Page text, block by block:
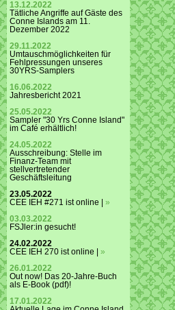
13.12.2022
Tätliche Angriffe auf Gäste des
Conne Islands am 11.
Dezember 2022
29.11.2022
Umtauschmöglichkeiten für
Fehlpressungen unseres
30YRS-Samplers
16.06.2022
Jahresbericht 2021
25.05.2022
Sampler "30 Yrs Conne Island"
im Café erhältlich!
24.05.2022
Ausschreibung: Stelle im
Finanz-Team mit
stellvertretender
Geschäftsleitung
23.05.2022
CEE IEH #271 ist online | »
03.03.2022
FSJler:in gesucht!
24.02.2022
CEE IEH 270 ist online | »
26.01.2022
Out now! Das 20-Jahre-Buch
als E-Book (pdf)!
17.01.2022